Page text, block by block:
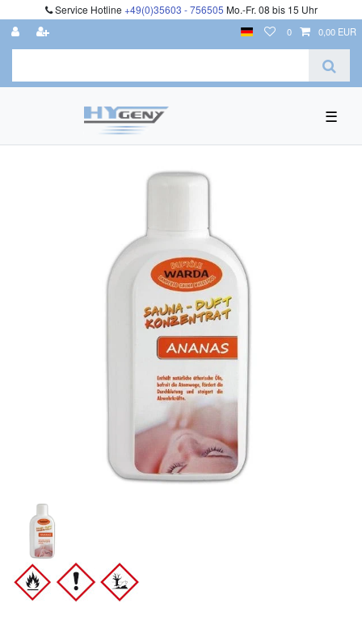
Service Hotline +49(0)35603 - 756505 Mo.-Fr. 08 bis 15 Uhr
0 0,00 EUR
☰